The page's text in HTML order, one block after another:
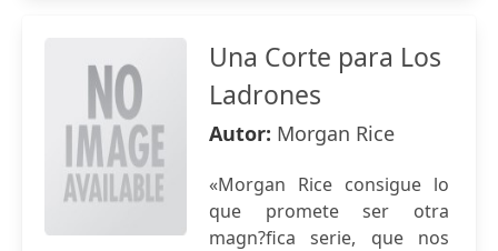
Una Corte para Los
Ladrones
Autor: Morgan Rice
«Morgan Rice consigue lo
que promete ser otra
magn?fica serie, que nos